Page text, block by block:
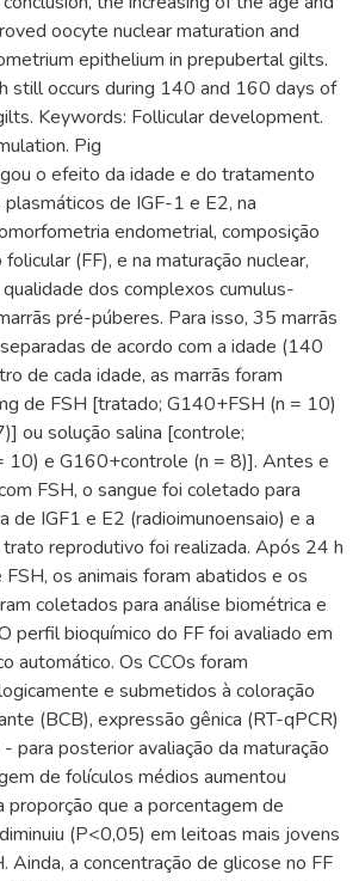
oocyte nuclear maturation and
epithelium in prepubertal gilts.
still occurs during 140 and 160 days of
Keywords: Follicular development.
Pig
o efeito da idade e do tratamento
de IGF-1 e E2, na
endometrial, composição
(FF), e na maturação nuclear,
dos complexos cumulus-
pré-púberes. Para isso, 35 marrãs
de acordo com a idade (140
de cada idade, as marrãs foram
de FSH [tratado; G140+FSH (n = 10)
ou solução salina [controle;
10) e G160+controle (n = 8)]. Antes e
FSH, o sangue foi coletado para
de IGF1 e E2 (radioimunoensaio) e a
reprodutivo foi realizada. Após 24 h
os animais foram abatidos e os
coletados para análise biométrica e
perfil bioquímico do FF foi avaliado em
automático. Os CCOs foram
e submetidos à coloração
(BCB), expressão gênica (RT-qPCR)
para posterior avaliação da maturação
de folículos médios aumentou
proporção que a porcentagem de
(P<0,05) em leitoas mais jovens
Ainda, a concentração de glicose no FF